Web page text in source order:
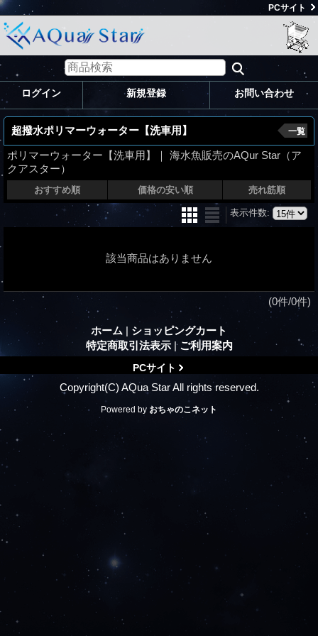
PCサイト
ログイン 新規登録 お問い合わせ
超撥水ポリマーウォーター【洗車用】
ポリマーウォーター【洗車用】｜ 海水魚販売のAQur Star（ア
クアスター）
一覧
おすすめ順 価格の安い順 売れ筋順
表示件数:
該当商品はありません
(0件/0件)
ホーム | ショッピングカート
特定商取引法表示 | ご利用案内
PCサイト
Copyright(C) AQua Star All rights reserved.
Powered by おちゃのこネット